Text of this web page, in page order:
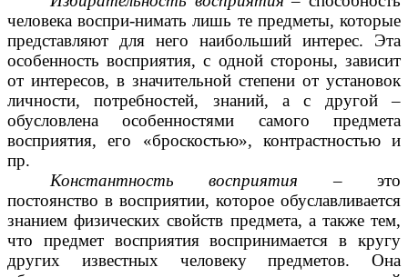
человека воспри-нимать лишь те предметы, которые
представляют для него наибольший интерес. Эта
особенность восприятия, с одной стороны, зависит
от интересов, в значительной степени от установок
личности, потребностей, знаний, а с другой –
обусловлена особенностями самого предмета
восприятия, его «броскостью», контрастностью и
пр.
Константность восприятия
– это
постоянство в восприятии, которое обуславливается
знанием физических свойств предмета, а также тем,
что предмет восприятия воспринимается в кругу
других известных человеку предметов. Она